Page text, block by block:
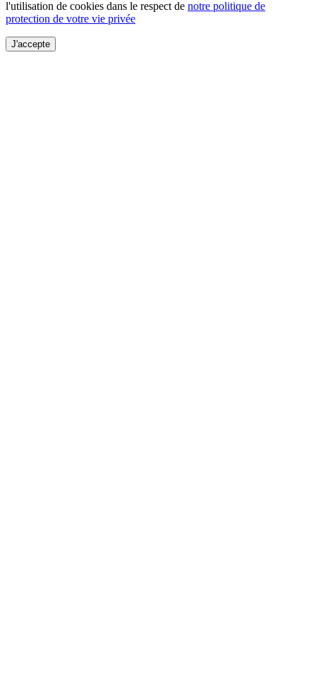
l'utilisation de cookies dans le respect de notre politique de
protection de votre vie privée
J'accepte